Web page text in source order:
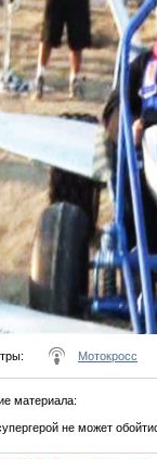
: Мотокросс
материала:
не может